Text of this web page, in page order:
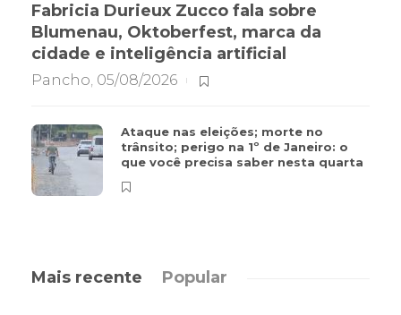
Fabricia Durieux Zucco fala sobre
Blumenau, Oktoberfest, marca da
cidade e inteligência artificial
Pancho, 05/08/2026
Ataque nas eleições; morte no
trânsito; perigo na 1º de Janeiro: o
que você precisa saber nesta quarta
Mais recente Popular